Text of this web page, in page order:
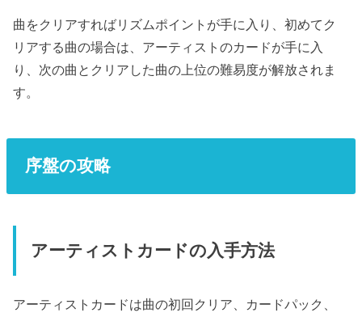
曲をクリアすればリズムポイントが手に入り、初めてク
リアする曲の場合は、アーティストのカードが手に入
り、次の曲とクリアした曲の上位の難易度が解放されま
す。
序盤の攻略
アーティストカードの入手方法
アーティストカードは曲の初回クリア、カードパック、